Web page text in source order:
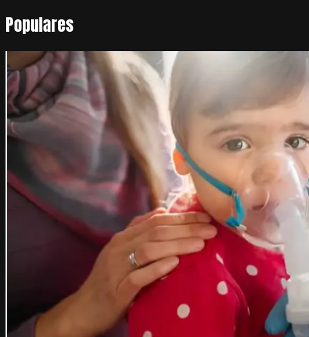
Populares